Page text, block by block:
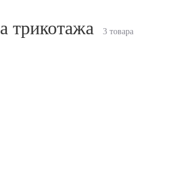
трикотажа 3 товара